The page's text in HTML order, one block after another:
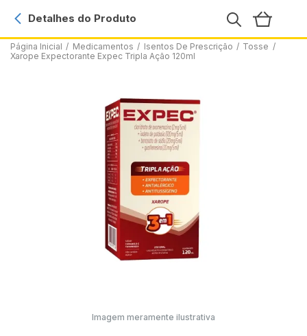
Página Inicial / Medicamentos / Isentos De Prescrição / Tosse /
Xarope Expectorante Expec Tripla Ação 120ml
Detalhes do Produto
Imagem meramente ilustrativa